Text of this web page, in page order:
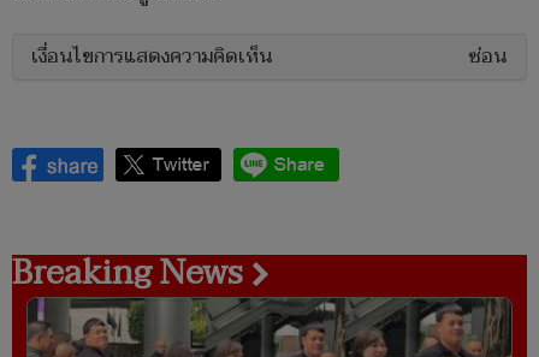
เงื่อนไขการแสดงความคิดเห็น ซ่อน
Breaking News